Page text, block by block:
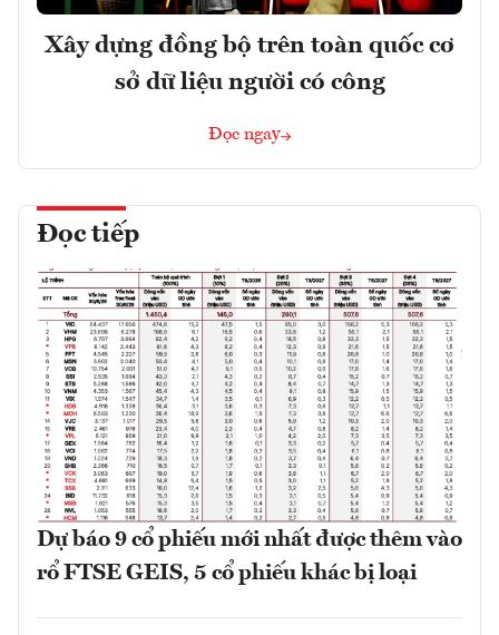
Xây dựng đồng bộ trên toàn quốc cơ
sở dữ liệu người có công
Đọc ngay
Đọc tiếp
Dự báo 9 cổ phiếu mới nhất được thêm vào
rổ FTSE GEIS, 5 cổ phiếu khác bị loại